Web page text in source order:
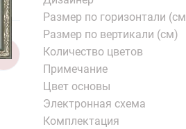
Размер по горизонтали
Размер по вертикали (см)
Количество цветов
Примечание
Цвет основы
Электронная схема
Комплектация